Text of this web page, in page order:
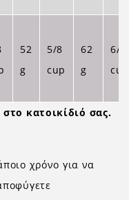
52
g
5/8
cup
62
g
6/8
cup
κατοικίδιό σας.
χρόνο για να